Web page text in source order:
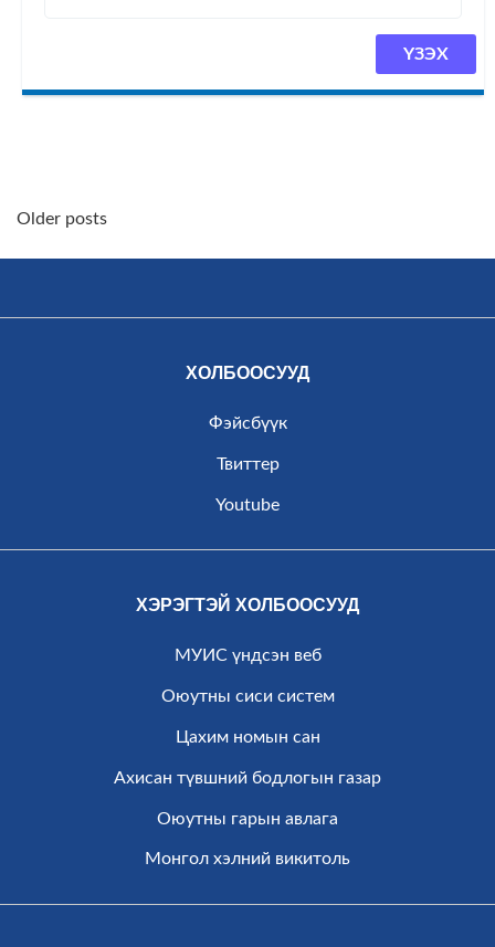
ҮЗЭХ
Posts
navigation
Older posts
ХОЛБООСУУД
Фэйсбүүк
Твиттер
Youtube
ХЭРЭГТЭЙ ХОЛБООСУУД
МУИС үндсэн веб
Оюутны сиси систем
Цахим номын сан
Ахисан түвшний бодлогын газар
Оюутны гарын авлага
Монгол хэлний викитоль